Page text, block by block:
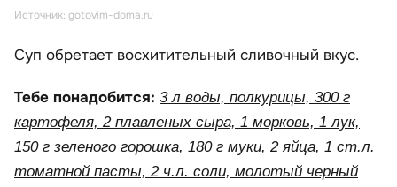
Источник: gotovim-doma.ru
Суп обретает восхитительный сливочный вкус.
Тебе понадобится: 3 л воды, полкурицы, 300 г
картофеля, 2 плавленых сыра, 1 морковь, 1 лук,
150 г зеленого горошка, 180 г муки, 2 яйца, 1 ст.л.
томатной пасты, 2 ч.л. соли, молотый черный